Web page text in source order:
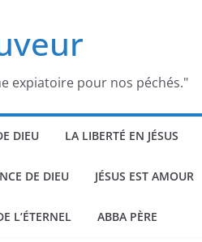
expiatoire pour nos péchés."
DIEU LA LIBERTÉ EN JÉSUS
DE DIEU JÉSUS EST AMOUR
L’ÉTERNEL ABBA PÈRE